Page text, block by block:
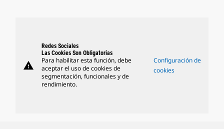
warning
Redes Sociales
Las Cookies Son Obligatorias
Para habilitar esta función, debe
aceptar el uso de cookies de
segmentación, funcionales y de
rendimiento.
Configuración de
cookies